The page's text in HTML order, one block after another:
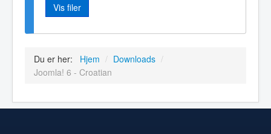
Vis filer
Du er her: Hjem / Downloads /
Joomla! 6 - Croatian